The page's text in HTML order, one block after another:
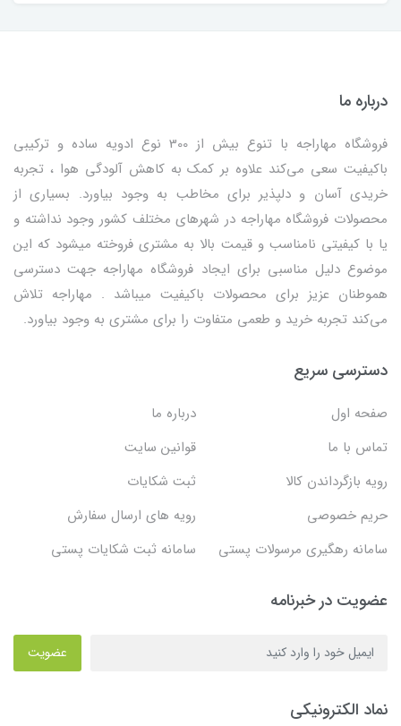
درباره ما
فروشگاه مهاراجه با تنوع بیش از 300 نوع ادویه ساده و ترکیبی
باکیفیت سعی می‌کند علاوه بر کمک به کاهش آلودگی هوا ، تجربه
خریدی آسان و دلپذیر برای مخاطب به وجود بیاورد. بسیاری از
محصولات فروشگاه مهاراجه در شهرهای مختلف کشور وجود نداشته و
یا با کیفیتی نامناسب و قیمت بالا به مشتری فروخته میشود که این
موضوع دلیل مناسبی برای ایجاد فروشگاه مهاراجه جهت دسترسی
هموطنان عزیز برای محصولات باکیفیت میباشد . مهاراجه تلاش
می‌کند تجربه خرید و طعمی متفاوت را برای مشتری به وجود بیاورد.
دسترسی سریع
صفحه اول
درباره ما
تماس با ما
قوانین سایت
رویه بازگرداندن کالا
ثبت شکایات
حریم خصوصی
رویه های ارسال سفارش
سامانه رهگیری مرسولات پستی
سامانه ثبت شکایات پستی
عضویت در خبرنامه
عضویت
نماد الکترونیکی